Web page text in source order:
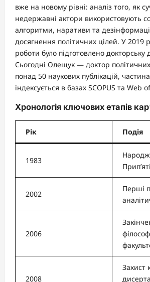
вже на новому рівні: аналіз того, як
недержавні актори використовують
алгоритми, наративи та
досягнення політичних цілей. У 2019
роботи було підготовлено докторську
Сьогодні Олещук — доктор
понад 50 наукових публікацій,
індексується в базах SCOPUS та Web
Хронологія ключових етапів
Рік Подія
1983
Прип’яті
2002
Перші
2006
2008
Захист